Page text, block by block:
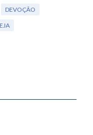
DEVOÇÃO